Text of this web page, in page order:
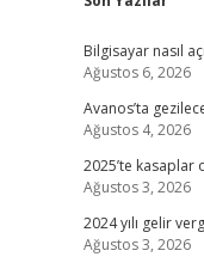
Bilgisayar nasıl
Ağustos 6, 2026
Avanos’ta
Ağustos 4, 2026
2025’te kasaplar
Ağustos 3, 2026
2024 yılı gelir
Ağustos 3, 2026